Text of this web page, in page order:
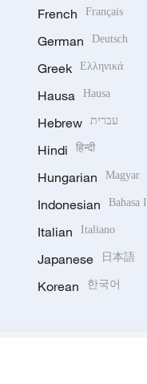
French Français
German Deutsch
Greek Ελληνικά
Hausa Hausa
Hebrew עברית
Hindi हिन्दी
Hungarian Magyar
Indonesian Bahasa
Italian Italiano
Japanese 日本語
Korean 한국어